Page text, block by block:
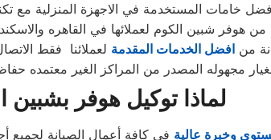
خامات المستخدمة في الاجهزة المنزلية مع
هوفر شبين الكوم لعملائها في القاهره
من افضل الخدمات المقدمة لعملائنا فقط
مجهوله المصدر من المراكز الغير معتمده
لماذا توكيل هوفر بشبين
وخبرة عالية في كافة أعمال الصيانة لجميع